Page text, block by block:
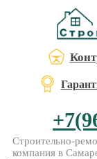
Строительно-
компания в